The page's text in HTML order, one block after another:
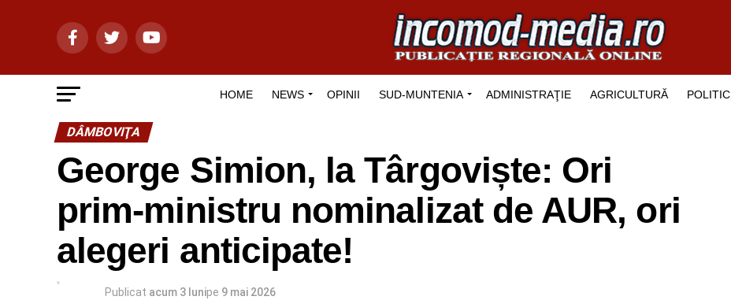
HOME NEWS OPINII SUD-MUNTENIA ADMINISTRAŢIE AGRICULTURĂ POLITIC
DÂMBOVIŢA
George Simion, la Târgoviște: Ori
prim-ministru nominalizat de AUR, ori
alegeri anticipate!
Publicat acum 3 lunipe 9 mai 2026